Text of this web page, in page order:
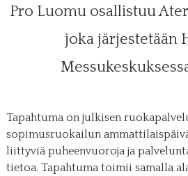
Pro Luomu osallistuu
joka järjestetään
Messukeskuksessa
Tapahtuma on julkisen
sopimusruokailun
liittyviä puheenvuoroja ja
tietoa. Tapahtuma toimii samalla